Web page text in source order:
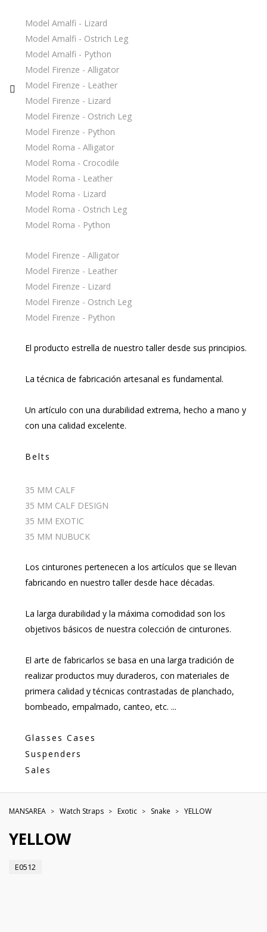
Model Amalfi - Lizard
Model Amalfi - Ostrich Leg
Model Amalfi - Python
Model Firenze - Alligator
Model Firenze - Leather
Model Firenze - Lizard
Model Firenze - Ostrich Leg
Model Firenze - Python
Model Roma - Alligator
Model Roma - Crocodile
Model Roma - Leather
Model Roma - Lizard
Model Roma - Ostrich Leg
Model Roma - Python
Model Firenze - Alligator
Model Firenze - Leather
Model Firenze - Lizard
Model Firenze - Ostrich Leg
Model Firenze - Python
El producto estrella de nuestro taller desde sus principios.
La técnica de fabricación artesanal es fundamental.
Un artículo con una durabilidad extrema, hecho a mano y
con una calidad excelente.
Belts
35 MM CALF
35 MM CALF DESIGN
35 MM EXOTIC
35 MM NUBUCK
Los cinturones pertenecen a los artículos que se llevan
fabricando en nuestro taller desde hace décadas.
La larga durabilidad y la máxima comodidad son los
objetivos básicos de nuestra colección de cinturones.
El arte de fabricarlos se basa en una larga tradición de
realizar productos muy duraderos, con materiales de
primera calidad y técnicas contrastadas de planchado,
bombeado, empalmado, canteo, etc. ...
Glasses Cases
Suspenders
Sales
MANSAREA Watch Straps Exotic Snake YELLOW
YELLOW
E0512